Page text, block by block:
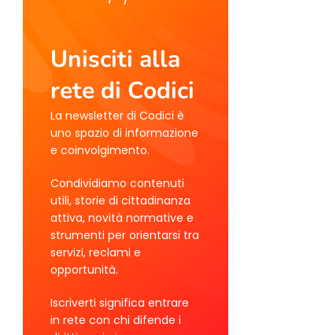
Unisciti alla
rete di Codici
La newsletter di Codici è
uno spazio di informazione
e coinvolgimento.
Condividiamo contenuti
utili, storie di cittadinanza
attiva, novità normative e
strumenti per orientarsi tra
servizi, reclami e
opportunità.
Iscriverti significa entrare
in rete con chi difende i